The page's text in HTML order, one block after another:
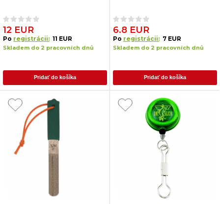
12 EUR
Po registrácii: 11 EUR
Skladem do 2 pracovních dnů
Pridať do košíka
6.8 EUR
Po registrácii: 7 EUR
Skladem do 2 pracovních dnů
Pridať do košíka